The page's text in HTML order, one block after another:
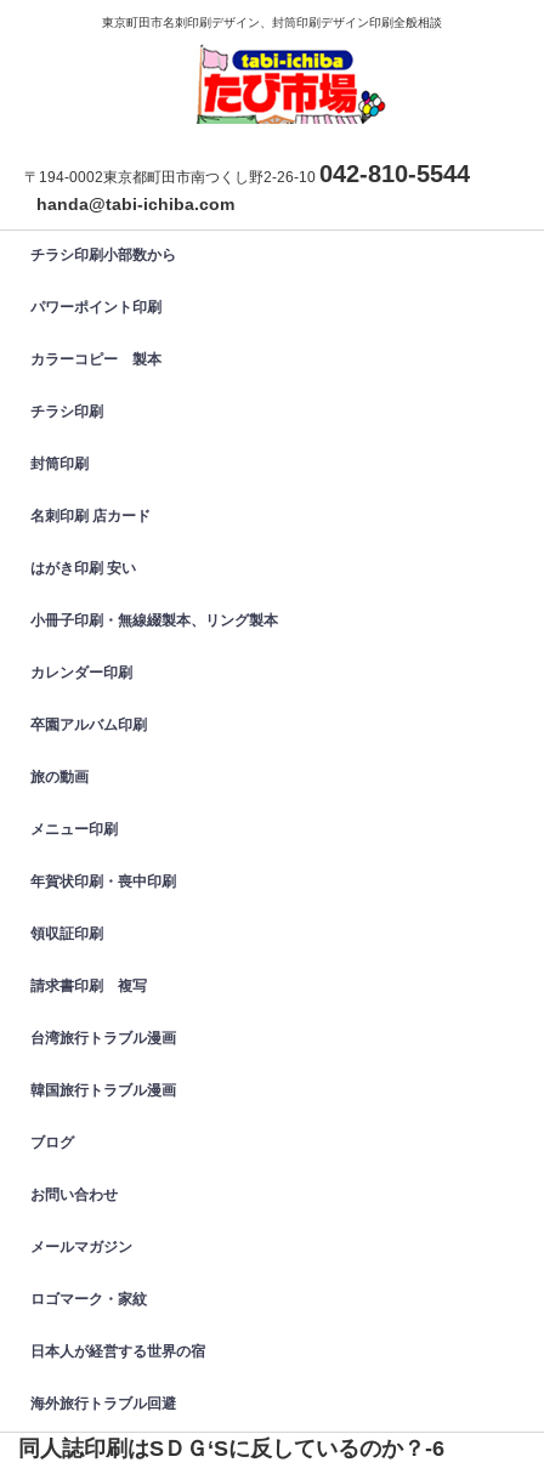
東京町田市名刺印刷デザイン、封筒印刷デザイン印刷全般相談
〒194-0002東京都町田市南つくし野2-26-10 042-810-5544
handa@tabi-ichiba.com
チラシ印刷小部数から
パワーポイント印刷
カラーコピー 製本
チラシ印刷
封筒印刷
名刺印刷 店カード
はがき印刷 安い
小冊子印刷・無線綴製本、リング製本
カレンダー印刷
卒園アルバム印刷
旅の動画
メニュー印刷
年賀状印刷・喪中印刷
領収証印刷
請求書印刷 複写
台湾旅行トラブル漫画
韓国旅行トラブル漫画
ブログ
お問い合わせ
メールマガジン
ロゴマーク・家紋
日本人が経営する世界の宿
海外旅行トラブル回避
同人誌印刷はSＤＧ‘Sに反しているのか？-6